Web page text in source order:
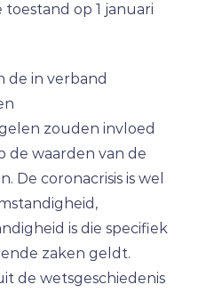
op 1 januari
de in verband
zouden invloed
de waarden van de
De coronacrisis is wel
is die specifiek
zaken geldt.
de wetsgeschiedenis